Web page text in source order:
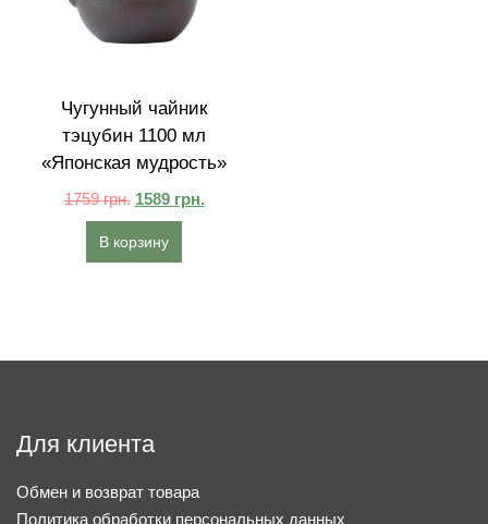
Чугунный чайник
тэцубин 1100 мл
«Японская мудрость»
1759грн. 1589 грн.
В корзину
Для клиента
Обмен и возврат товара
Политика обработки персональных данных